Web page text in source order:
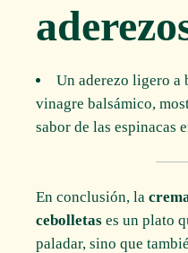
Un aderezo ligero a
vinagre balsámico,
sabor de las espinacas
En conclusión, la
cebolletas es un plato
paladar, sino que